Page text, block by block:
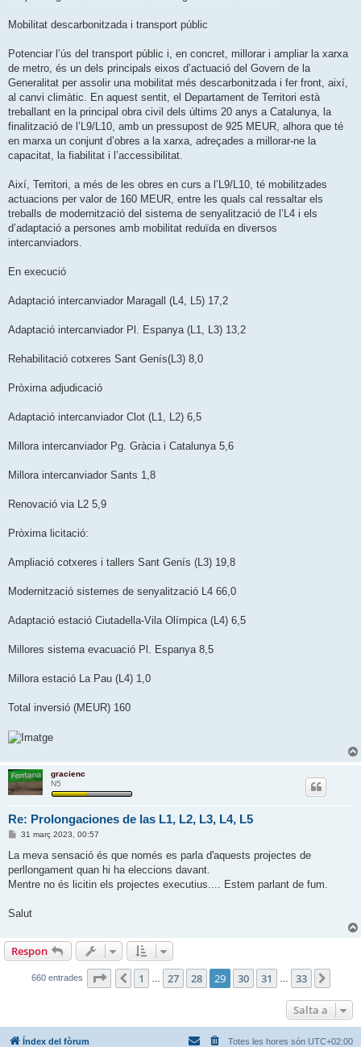
Mobilitat descarbonitzada i transport públic
Potenciar l’ús del transport públic i, en concret, millorar i ampliar la xarxa
de metro, és un dels principals eixos d’actuació del Govern de la
Generalitat per assolir una mobilitat més descarbonitzada i fer front, així,
al canvi climàtic. En aquest sentit, el Departament de Territori està
treballant en la principal obra civil dels últims 20 anys a Catalunya, la
finalització de l’L9/L10, amb un pressupost de 925 MEUR, alhora que té
en marxa un conjunt d’obres a la xarxa, adreçades a millorar-ne la
capacitat, la fiabilitat i l’accessibilitat.
Així, Territori, a més de les obres en curs a l’L9/L10, té mobilitzades
actuacions per valor de 160 MEUR, entre les quals cal ressaltar els
treballs de modernització del sistema de senyalització de l’L4 i els
d’adaptació a persones amb mobilitat reduïda en diversos
intercanviadors.
En execució
Adaptació intercanviador Maragall (L4, L5) 17,2
Adaptació intercanviador Pl. Espanya (L1, L3) 13,2
Rehabilitació cotxeres Sant Genís(L3) 8,0
Pròxima adjudicació
Adaptació intercanviador Clot (L1, L2) 6,5
Millora intercanviador Pg. Gràcia i Catalunya 5,6
Millora intercanviador Sants 1,8
Renovació via L2 5,9
Pròxima licitació:
Ampliació cotxeres i tallers Sant Genís (L3) 19,8
Modernització sistemes de senyalització L4 66,0
Adaptació estació Ciutadella-Vila Olímpica (L4) 6,5
Millores sistema evacuació Pl. Espanya 8,5
Millora estació La Pau (L4) 1,0
Total inversió (MEUR) 160
gracienc
N5
Re: Prolongaciones de las L1, L2, L3, L4, L5
E
t
a
d
31 març 2023, 00:57
La meva sensació és que només es parla d'aquests projectes de
perllongament quan hi ha eleccions davant.
Mentre no és licitin els projectes executius.... Estem parlant de fum.
Salut
Respon
660 entrades Pàgina 29de33
Anterior
1 … 27 28 29 30 31 … 33
Salta a
Índex del fòrum Totes les hores són UTC+02:00